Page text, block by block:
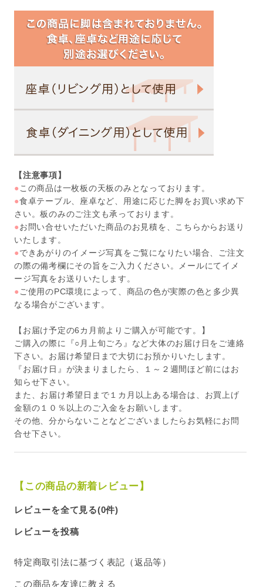
【注意事項】
●この商品は一枚板の天板のみとなっております。
●食卓テーブル、座卓など、用途に応じた脚をお買い求め下
さい。板のみのご注文も承っております。
●お問い合せいただいた商品のお見積を、こちらからお送り
いたします。
●できあがりのイメージ写真をご覧になりたい場合、ご注文
の際の備考欄にその旨をご入力ください。メールにてイメ
ージ写真をお送りいたします。
●ご使用のPC環境によって、商品の色が実際の色と多少異
なる場合がございます。
【お届け予定の6カ月前よりご購入が可能です。】
ご購入の際に『○月上旬ごろ』など大体のお届け日をご連絡
下さい。お届け希望日まで大切にお預かりいたします。
『お届け日』が決まりましたら、１～２週間ほど前にはお
知らせ下さい。
また、お届け希望日まで１カ月以上ある場合は、お買上げ
金額の１０％以上のご入金をお願いします。
その他、分からないことなどございましたらお気軽にお問
合せ下さい。
【この商品の新着レビュー】
レビューを全て見る(0件)
レビューを投稿
特定商取引法に基づく表記（返品等）
この商品を友達に教える